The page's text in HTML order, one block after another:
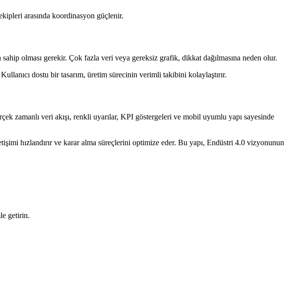
arasında koordinasyon güçlenir.
olması gerekir. Çok fazla veri veya gereksiz grafik, dikkat dağılmasına neden olur.
dostu bir tasarım, üretim sürecinin verimli takibini kolaylaştırır.
zamanlı veri akışı, renkli uyarılar, KPI göstergeleri ve mobil uyumlu yapı sayesinde
hızlandırır ve karar alma süreçlerini optimize eder. Bu yapı, Endüstri 4.0 vizyonunun
getirin.